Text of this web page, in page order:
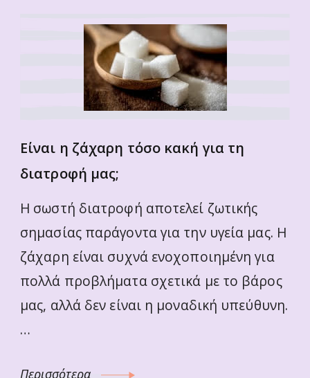
Είναι η ζάχαρη τόσο κακή για τη
διατροφή μας;
Η σωστή διατροφή αποτελεί ζωτικής
σημασίας παράγοντα για την υγεία μας. Η
ζάχαρη είναι συχνά ενοχοποιημένη για
πολλά προβλήματα σχετικά με το βάρος
μας, αλλά δεν είναι η μοναδική υπεύθυνη.
…
Περισσότερα